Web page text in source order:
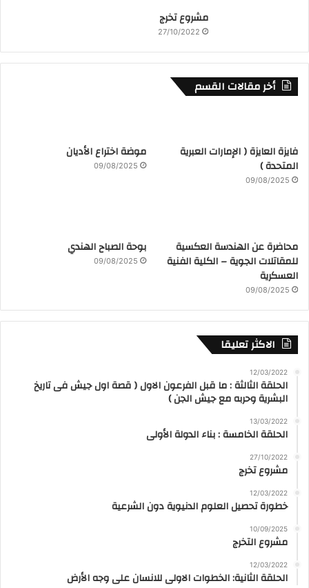
مشروع تخرج
27/10/2022
أخر مقالات القسم
فايزة العايزة ( الإمارات العبرية
المتحدة )
09/08/2025
موضة اختراع الأديان
09/08/2025
محاضرة عن الهندسة العكسية
للمقاتلات الجوية – الكلية الفنية
العسكرية
09/08/2025
بوحة الصباح الهندي
09/08/2025
الاكثر تعليقا
12/03/2022
الحلقة الثالثة : ما قبل الفرعون الاول ( قصة اول جيش فى تاريخ
البشرية وحربه مع جيش الجن )
13/03/2022
الحلقة الخامسة : بناء الدولة الأولى
27/10/2022
مشروع تخرج
12/03/2022
خطورة تحصيل العلوم الدنيوية دون الشرعية
10/09/2025
مشروع التخرج
12/03/2022
الحلقة الثانية: الخطوات الاولى للانسان على وجه الأرض